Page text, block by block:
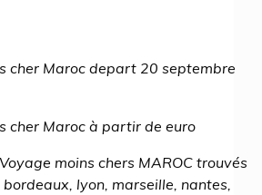
cher Maroc depart 20 septembre
cher Maroc à partir de euro
moins chers MAROC trouvés
lyon, marseille, nantes,